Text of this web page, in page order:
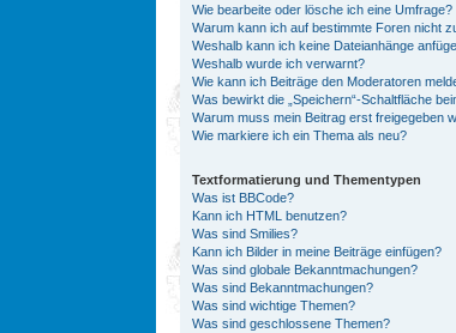
Wie bearbeite oder lösche ich eine Umfrage?
Warum kann ich auf bestimmte Foren nicht
Weshalb kann ich keine Dateianhänge
Weshalb wurde ich verwarnt?
Wie kann ich Beiträge den Moderatoren
Was bewirkt die „Speichern“-Schaltfläche
Warum muss mein Beitrag erst freigegeben
Wie markiere ich ein Thema als neu?
Textformatierung und Thementypen
Was ist BBCode?
Kann ich HTML benutzen?
Was sind Smilies?
Kann ich Bilder in meine Beiträge einfügen?
Was sind globale Bekanntmachungen?
Was sind Bekanntmachungen?
Was sind wichtige Themen?
Was sind geschlossene Themen?